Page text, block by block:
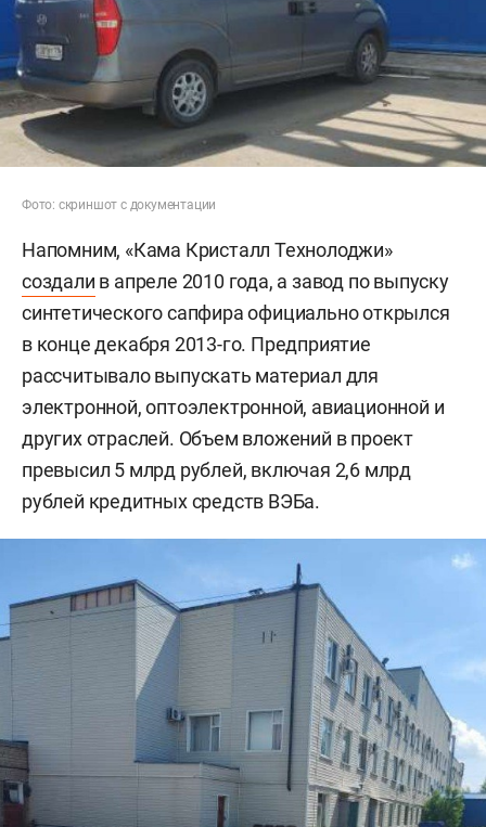
Фото: скриншот с документации
Напомним, «Кама Кристалл Технолоджи»
создали в апреле 2010 года, а завод по выпуску
синтетического сапфира официально открылся
в конце декабря 2013-го. Предприятие
рассчитывало выпускать материал для
электронной, оптоэлектронной, авиационной и
других отраслей. Объем вложений в проект
превысил 5 млрд рублей, включая 2,6 млрд
рублей кредитных средств ВЭБа.